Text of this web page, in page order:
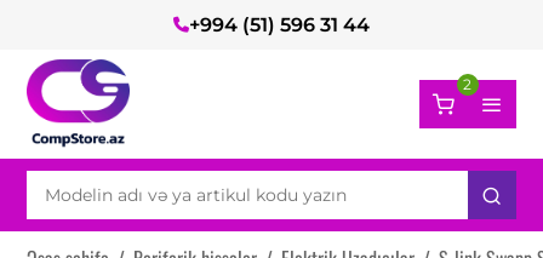
+994 (51) 596 31 44
2